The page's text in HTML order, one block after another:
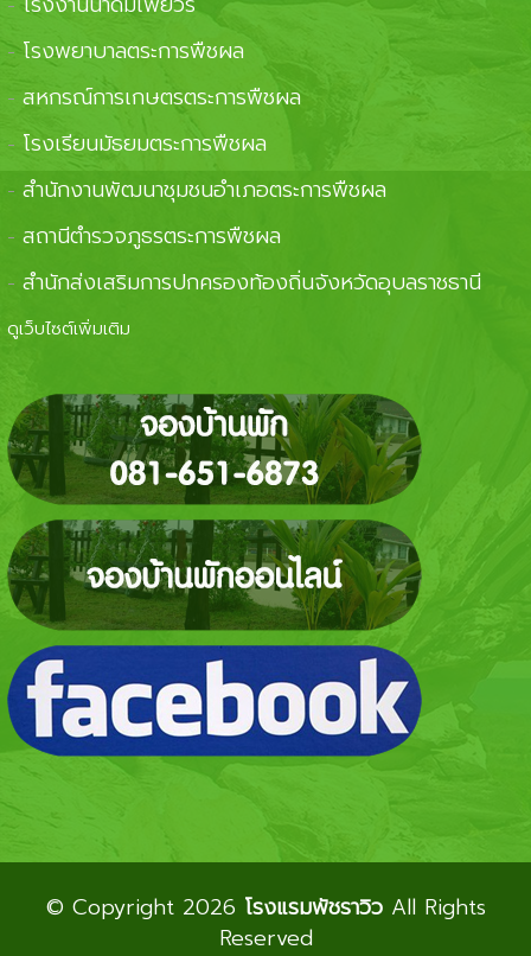
-
- โรงพยาบาลตระการพืชผล
- สหกรณ์การเกษตรตระการพืชผล
- โรงเรียนมัธยมตระการพืชผล
- สำนักงานพัฒนาชุมชนอำเภอตระการพืชผล
- สถานีตำรวจภูธรตระการพืชผล
- สำนักส่งเสริมการปกครองท้องถิ่นจังหวัดอุบลราชธานี
ดูเว็บไซต์เพิ่มเติม
© Copyright 2026 โรงแรมพัชราวิวAll Rights
Reserved